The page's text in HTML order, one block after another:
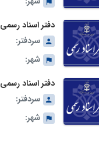
دفتر اسناد رسمی 93 مرودشت
سردفتر:
شهر:
دفتر اسناد رسمی 84 صبا شهر
سردفتر:
شهر: